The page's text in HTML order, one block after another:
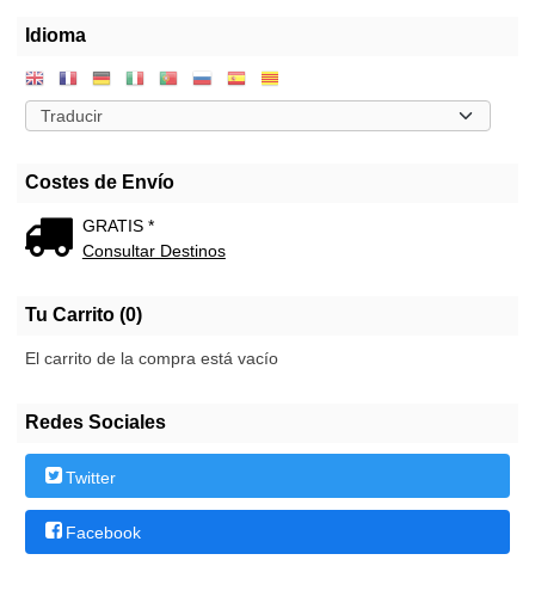
Idioma
Costes de Envío
GRATIS *
Consultar Destinos
Tu Carrito (0)
El carrito de la compra está vacío
Redes Sociales
Twitter
Facebook